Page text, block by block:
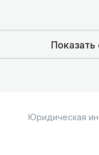
Юридическая